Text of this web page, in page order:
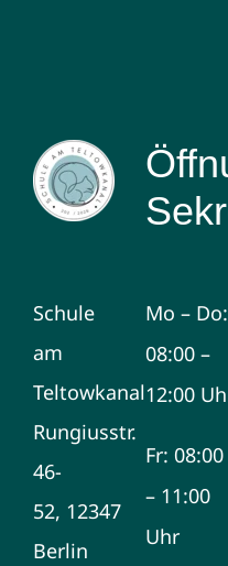
Schule
am
Teltowkanal
Rungiusstr.
46-
52, 12347
Berlin
Mo – Do:
08:00 –
12:00
Fr: 08:00
– 11:00
Uhr